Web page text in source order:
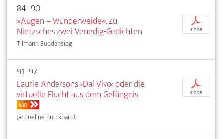
84–90
»Augen – Wunderweide«. Zu
Nietzsches zwei Venedig-Gedichten
Tilmann Buddensieg
p
€ 7,95
91–97
Laurie Andersons ›Dal Vivo‹ oder die
virtuelle Flucht aus dem Gefängnis
ABO
Jacqueline Burckhardt
p
€ 7,95